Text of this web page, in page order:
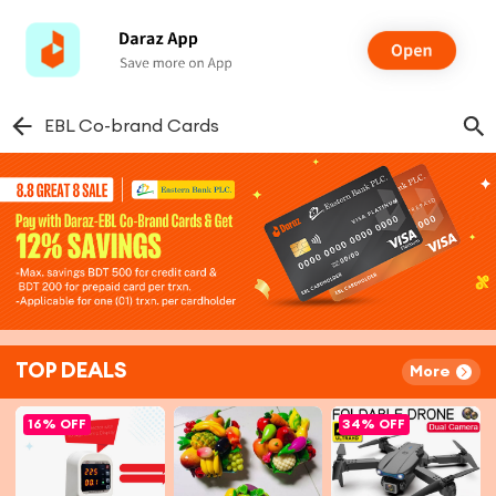
EBL Co-brand Cards
TOP DEALS More
16% OFF 34% OFF